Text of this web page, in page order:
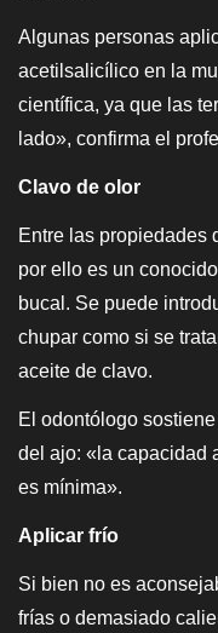
Algunas personas
acetilsalicílico en la
científica, ya que las
lado», confirma el
Clavo de olor
Entre las propiedades
por ello es un
bucal. Se puede
chupar como si se
aceite de clavo.
El odontólogo
del ajo: «la capacidad
es mínima».
Aplicar frío
Si bien no es
frías o demasiado